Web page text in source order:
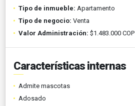
Tipo de inmueble: Apartamento
Tipo de negocio: Venta
Valor Administración: $1.483.000 COP
Características internas
Admite mascotas
Adosado